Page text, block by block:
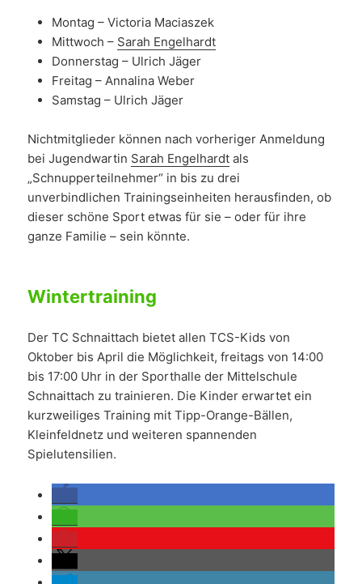
Montag – Victoria Maciaszek
Mittwoch – Sarah Engelhardt
Donnerstag – Ulrich Jäger
Freitag – Annalina Weber
Samstag – Ulrich Jäger
Nichtmitglieder können nach vorheriger Anmeldung
bei Jugendwartin Sarah Engelhardt als
„Schnupperteilnehmer“ in bis zu drei
unverbindlichen Trainingseinheiten herausfinden, ob
dieser schöne Sport etwas für sie – oder für ihre
ganze Familie – sein könnte.
Wintertraining
Der TC Schnaittach bietet allen TCS-Kids von
Oktober bis April die Möglichkeit, freitags von 14:00
bis 17:00 Uhr in der Sporthalle der Mittelschule
Schnaittach zu trainieren. Die Kinder erwartet ein
kurzweiliges Training mit Tipp-Orange-Bällen,
Kleinfeldnetz und weiteren spannenden
Spielutensilien.